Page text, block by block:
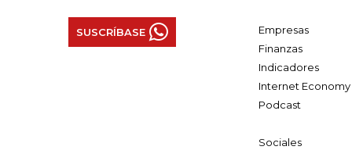
SUSCRÍBASE
Empresas
Finanzas
Indicadores
Internet Economy
Podcast
Sociales